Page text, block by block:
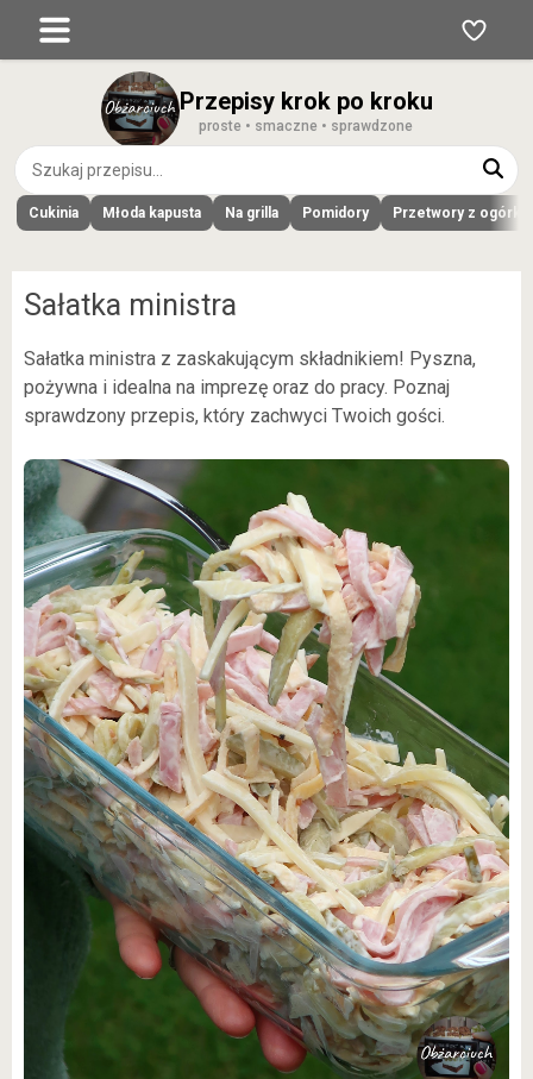
Przepisy krok po kroku
proste • smaczne • sprawdzone
Cukinia Młoda kapusta Na grilla Pomidory Przetwory z
Sałatka ministra
Sałatka ministra z zaskakującym składnikiem! Pyszna,
pożywna i idealna na imprezę oraz do pracy. Poznaj
sprawdzony przepis, który zachwyci Twoich gości.